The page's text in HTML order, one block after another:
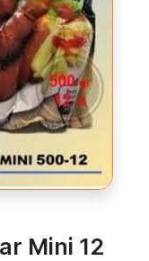
Mini 12